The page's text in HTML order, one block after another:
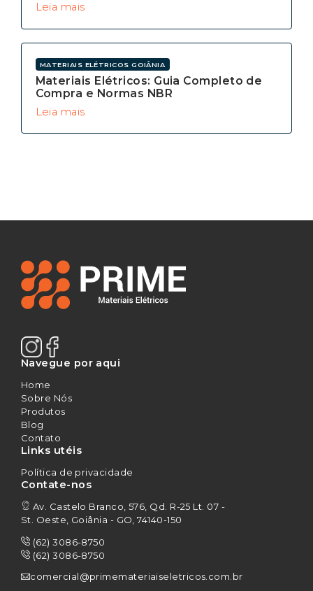
Leia mais
MATERIAIS ELÉTRICOS GOIÂNIA
Materiais Elétricos: Guia Completo de
Compra e Normas NBR
Leia mais
Navegue por aqui
Home
Sobre Nós
Produtos
Blog
Contato
Links utéis
Política de privacidade
Contate-nos
Av. Castelo Branco, 576, Qd. R-25 Lt. 07 -
St. Oeste, Goiânia - GO, 74140-150
(62) 3086-8750
(62) 3086-8750
comercial@primemateriaiseletricos.com.br